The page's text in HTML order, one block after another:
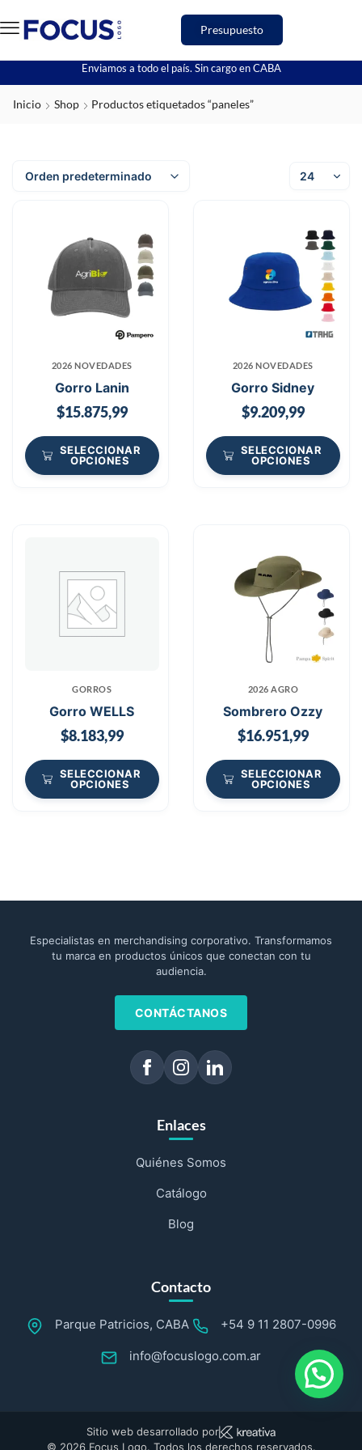
Presupuesto
Enviamos a todo el país. Sin cargo en CABA
Inicio Shop Productos etiquetados “paneles”
2026 NOVEDADES
Gorro Lanin
$15.875,99
SELECCIONAR
OPCIONES
2026 NOVEDADES
Gorro Sidney
$9.209,99
SELECCIONAR
OPCIONES
GORROS
Gorro WELLS
$8.183,99
SELECCIONAR
OPCIONES
2026 AGRO
Sombrero Ozzy
$16.951,99
SELECCIONAR
OPCIONES
Especialistas en merchandising corporativo. Transformamos
tu marca en productos únicos que conectan con tu
audiencia.
CONTÁCTANOS
Enlaces
Quiénes Somos
Catálogo
Blog
Contacto
Parque Patricios, CABA +54 9 11 2807-0996
info@focuslogo.com.ar
© 2026 Focus Logo. Todos los derechos reservados.
Sitio web desarrollado por